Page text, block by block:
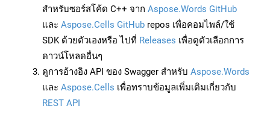
สำหรับซอร์สโค้ด C++ จาก Aspose.Words GitHub
และ Aspose.Cells GitHub repos เพื่อคอมไพล์/ใช้
SDK ด้วยตัวเองหรือ ไปที่ Releases เพื่อดูตัวเลือกการ
ดาวน์โหลดอื่นๆ
ดูการอ้างอิง API ของ Swagger สำหรับ Aspose.Words
และ Aspose.Cells เพื่อทราบข้อมูลเพิ่มเติมเกี่ยวกับ
REST API